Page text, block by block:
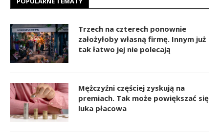
Trzech na czterech ponownie
założyłoby własną firmę. Innym już
tak łatwo jej nie polecają
Mężczyźni częściej zyskują na
premiach. Tak może powiększać się
luka płacowa